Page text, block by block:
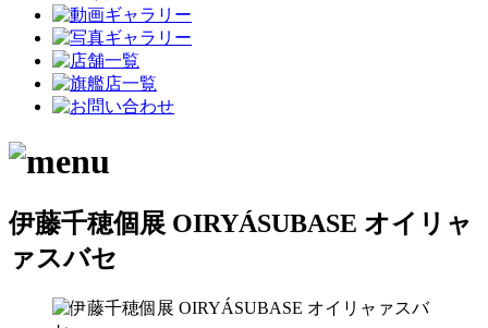
伊藤千穂個展 OIRYÁSUBASE オイリャ
ァスバセ